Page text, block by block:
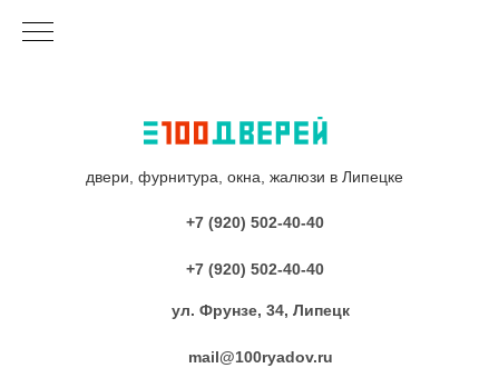
двери, фурнитура, окна, жалюзи в Липецке
+7 (920) 502-40-40
+7 (920) 502-40-40
ул. Фрунзе, 34, Липецк
mail@100ryadov.ru